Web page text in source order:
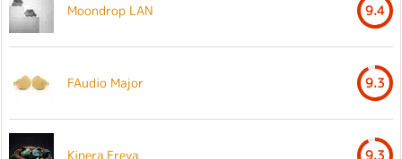
Moondrop LAN 9.4
FAudio Major 9.3
Kinera Freya 9.3